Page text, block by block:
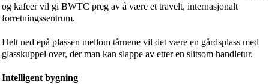
og kafeer vil gi BWTC preg av å være et travelt, internasjonalt
forretningssentrum.
Helt ned epå plassen mellom tårnene vil det være en gårdsplass med
glasskuppel over, der man kan slappe av etter en slitsom handletur.
Intelligent bygning